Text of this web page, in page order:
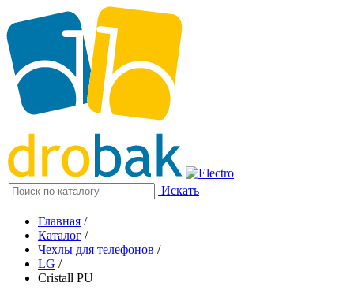
Искать
Главная /
Каталог /
Чехлы для телефонов /
LG /
Cristall PU